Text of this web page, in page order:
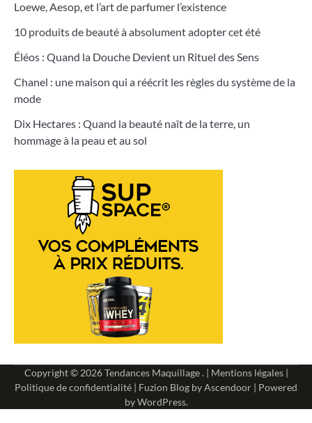
Loewe, Aesop, et l’art de parfumer l’existence
10 produits de beauté à absolument adopter cet été
Éléos : Quand la Douche Devient un Rituel des Sens
Chanel : une maison qui a réécrit les règles du système de la
mode
Dix Hectares : Quand la beauté naît de la terre, un
hommage à la peau et au sol
Copyright © 2026Tendances Maquillage. | Mentions légales|
Politique de confidentialité | Fuzion Blog byAscendoor | Powered
byWordPress.